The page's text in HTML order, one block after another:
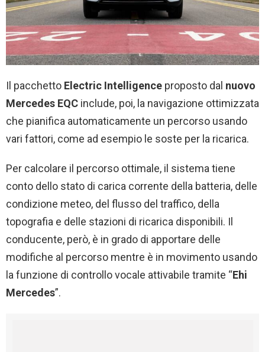
Il pacchetto Electric Intelligence proposto dal nuovo
Mercedes EQC include, poi, la navigazione ottimizzata
che pianifica automaticamente un percorso usando
vari fattori, come ad esempio le soste per la ricarica.
Per calcolare il percorso ottimale, il sistema tiene
conto dello stato di carica corrente della batteria, delle
condizione meteo, del flusso del traffico, della
topografia e delle stazioni di ricarica disponibili. Il
conducente, però, è in grado di apportare delle
modifiche al percorso mentre è in movimento usando
la funzione di controllo vocale attivabile tramite “Ehi
Mercedes”.